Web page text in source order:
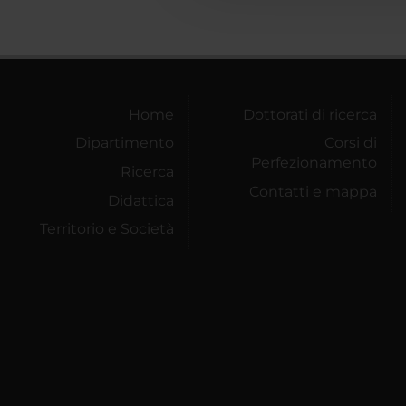
Home
Dipartimento
Ricerca
Didattica
Territorio e Società
Dottorati di ricerca
Corsi di
Perfezionamento
Contatti e mappa